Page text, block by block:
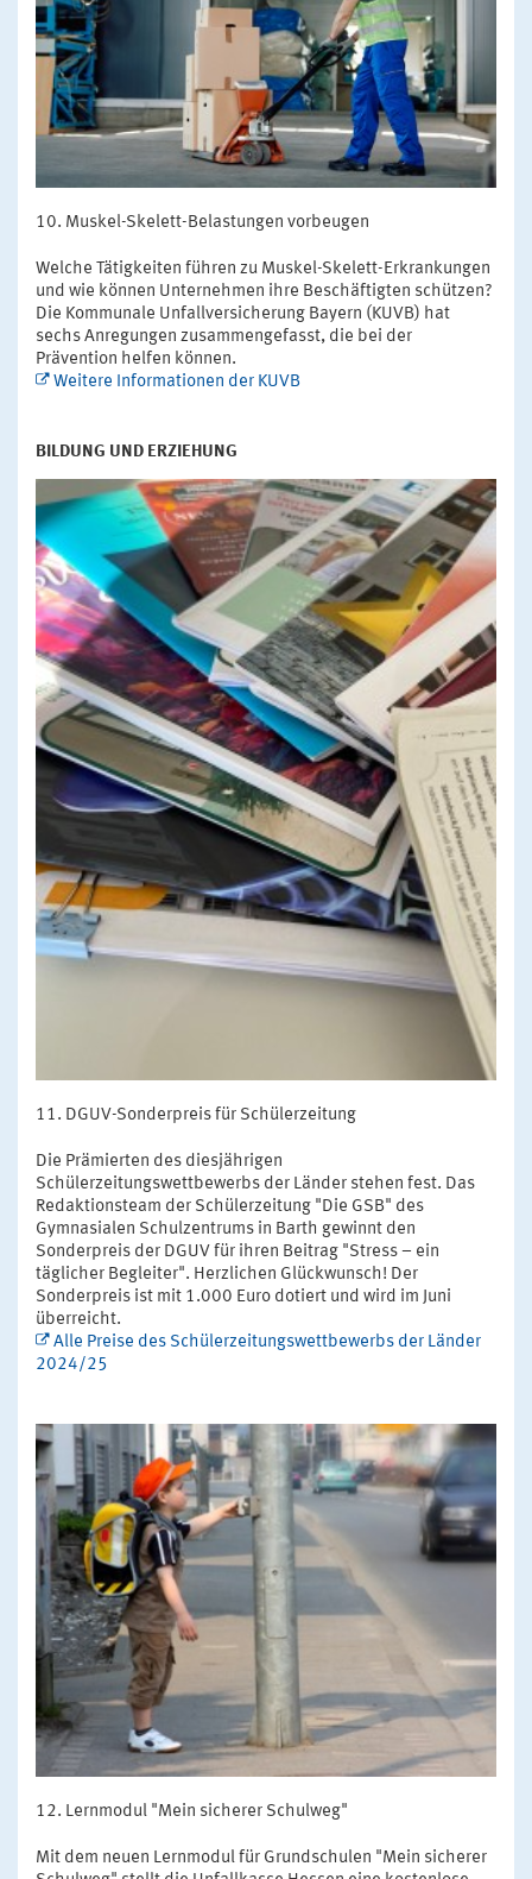
Muskel-Skelett-Belastungen vorbeugen
Welche Tätigkeiten führen zu Muskel-Skelett-Erkrankungen
und wie können Unternehmen ihre Beschäftigten schützen?
Die Kommunale Unfallversicherung Bayern (KUVB) hat
sechs Anregungen zusammengefasst, die bei der
Prävention helfen können.
Weitere Informationen der KUVB
BILDUNG UND ERZIEHUNG
DGUV-Sonderpreis für Schülerzeitung
Die Prämierten des diesjährigen
Schülerzeitungswettbewerbs der Länder stehen fest. Das
Redaktionsteam der Schülerzeitung "Die GSB" des
Gymnasialen Schulzentrums in Barth gewinnt den
Sonderpreis der DGUV für ihren Beitrag "Stress – ein
täglicher Begleiter". Herzlichen Glückwunsch! Der
Sonderpreis ist mit 1.000 Euro dotiert und wird im Juni
überreicht.
Alle Preise des Schülerzeitungswettbewerbs der Länder
2024/25
Lernmodul "Mein sicherer Schulweg"
Mit dem neuen Lernmodul für Grundschulen "Mein sicherer